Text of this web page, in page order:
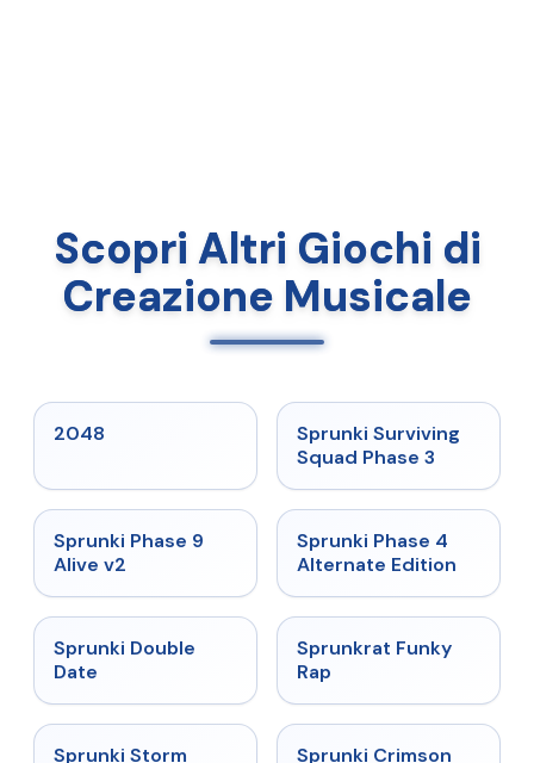
Scopri Altri Giochi di
Creazione Musicale
2048 ★ 4.7
Sprunki Surviving
Squad Phase 3
★
Sprunki Phase 9
Alive v2
★
Sprunki Phase 4
Alternate Edition
★
Sprunki Double
Date
★ 4.7
Sprunkrat Funky
Rap
★
Sprunki Storm
★ 4.7
Sprunki Crimson